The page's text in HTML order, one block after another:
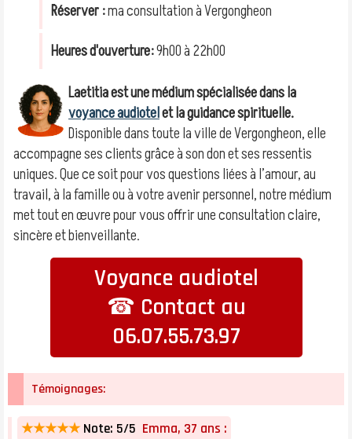
Réserver :ma consultation à Vergongheon
Heures d'ouverture:9h00 à 22h00
Laetitia est une médium spécialisée dans la
voyance audiotelet la guidance spirituelle.
Disponible dans toute la ville de Vergongheon, elle
accompagne ses clients grâce à son don et ses ressentis
uniques. Que ce soit pour vos questions liées à l’amour, au
travail, à la famille ou à votre avenir personnel, notre médium
met tout en œuvre pour vous offrir une consultation claire,
sincère et bienveillante.
Voyance audiotel
☎ Contact au
06.07.55.73.97
Témoignages:
★★★★★ Note: 5/5 Emma, 37 ans :